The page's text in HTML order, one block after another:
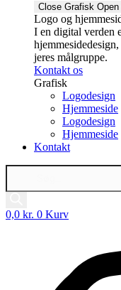
Close Grafisk
Logo og
I en digital verden
jeres målgruppe.
Kontakt os
Grafisk
Logodesign
Hjemmeside
Logodesign
Hjemmeside
Kontakt
Products
0,0 kr. 0 Kurv